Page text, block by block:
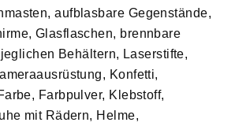
aufblasbare Gegenstände,
Glasflaschen, brennbare
Behältern, Laserstifte,
Konfetti,
Farbpulver, Klebstoff,
mit Rädern, Helme,